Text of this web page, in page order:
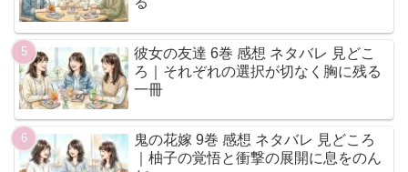
彼女の友達 6巻 感想 ネタバレ 見どこ
ろ｜それぞれの選択が切なく胸に残る
一冊
鬼の花嫁 9巻 感想 ネタバレ 見どころ
｜柚子の覚悟と衝撃の展開に息をのん